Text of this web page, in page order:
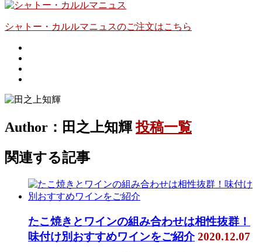
シャトー・カルルマニュスのご注文はこちら
Author：田之上知輝投稿一覧
関連する記事
たこ焼きとワインの組み合わせは相性抜群！
味付け別おすすめワインをご紹介 2020.12.07